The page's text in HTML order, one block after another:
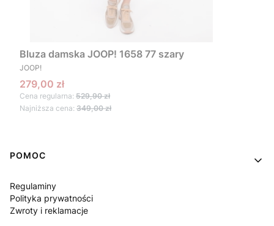
Bluza damska JOOP! 1658 77 szary
PRODUCENT
JOOP!
Cena promocyjna
279,00 zł
Cena regularna: 529,90 zł
Najniższa cena: 349,00 zł
Linki w stopce
POMOC
Regulaminy
Polityka prywatności
Zwroty i reklamacje